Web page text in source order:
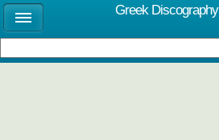
Greek Discography